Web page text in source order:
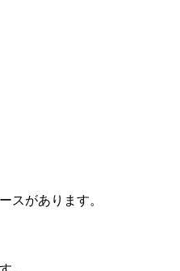
スがあります。